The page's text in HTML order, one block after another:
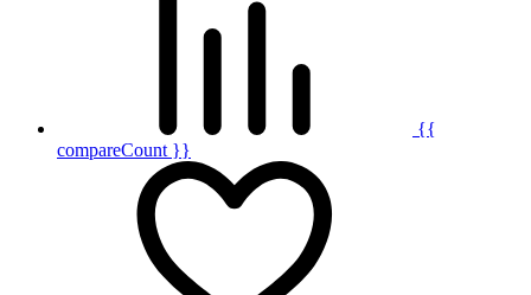
{{
compareCount }}